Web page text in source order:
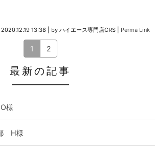
2020.12.19 13:38 by ハイエース専門店CRS Perma Link
1 2
最新の記事
様
H様